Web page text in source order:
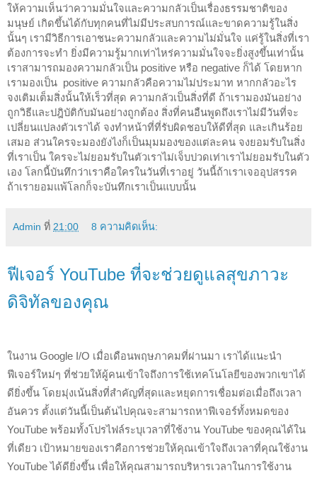
ให้ความเห็นว่าความมั่นใจและความกลัวเป็นเรื่องธรรมชาติของ
มนุษย์ เกิดขึ้นได้กับทุกคนที่ไม่มีประสบการณ์และขาดความรู้ในสิ่ง
นั้นๆ เรามีวิธีการเอาชนะความกลัวและความไม่มั่นใจ แค่รู้ในสิ่งที่เรา
ต้องการจะทำ ยิ่งมีความรู้มากเท่าไหร่ความมั่นใจจะยิ่งสูงขึ้นเท่านั้น
เราสามารถมองความกลัวเป็น positive หรือ negative ก็ได้ โดยหาก
เรามองเป็น  positive ความกลัวคือความไม่ประมาท หากกลัวอะไร
จงเติมเต็มสิ่งนั้นให้เร็วที่สุด ความกลัวเป็นสิ่งที่ดี ถ้าเรามองมันอย่าง
ถูกวิธีและปฎิบัติกับมันอย่างถูกต้อง สิ่งที่คนอืนพูดถึงเราไม่มีวันที่จะ
เปลี่ยนแปลงตัวเราได้ จงทำหน้าที่ที่รับผิดชอบให้ดีที่สุด และเกินร้อย
เสมอ ส่วนใครจะมองยังไงก็เป็นมุมมองของแต่ละคน จงยอมรับในสิ่ง
ที่เราเป็น ใครจะไม่ยอมรับในตัวเราไม่เจ็บปวดเท่าเราไม่ยอมรับในตัว
เอง โลกนี้บันทึกว่าเราคือใครในวันที่เราอยู่ วันนี้ถ้าเราเจออุปสรรค
ถ้าเรายอมแพ้โลกก็จะบันทึกเราเป็นแบบนั้น
Admin ที่ 21:00 8 ความคิดเห็น:
ฟีเจอร์ YouTube ที่จะช่วยดูแลสุขภาวะ
ดิจิทัลของคุณ
ในงาน Google I/O เมื่อเดือนพฤษภาคมที่ผ่านมา เราได้แนะนำ
ฟีเจอร์ใหม่ๆ ที่ช่วยให้ผู้คนเข้าใจถึงการใช้เทคโนโลยีของพวกเขาได้
ดียิ่งขึ้น โดยมุ่งเน้นสิ่งที่สำคัญที่สุดและหยุดการเชื่อมต่อเมื่อถึงเวลา
อันควร ตั้งแต่วันนี้เป็นต้นไปคุณจะสามารถหาฟีเจอร์ทั้งหมดของ
YouTube พร้อมทั้งโปรไฟล์ระบุเวลาที่ใช้งาน YouTube ของคุณได้ใน
ที่เดียว เป้าหมายของเราคือการช่วยให้คุณเข้าใจถึงเวลาที่คุณใช้งาน
YouTube ได้ดียิ่งขึ้น เพื่อให้คุณสามารถบริหารเวลาในการใช้งาน